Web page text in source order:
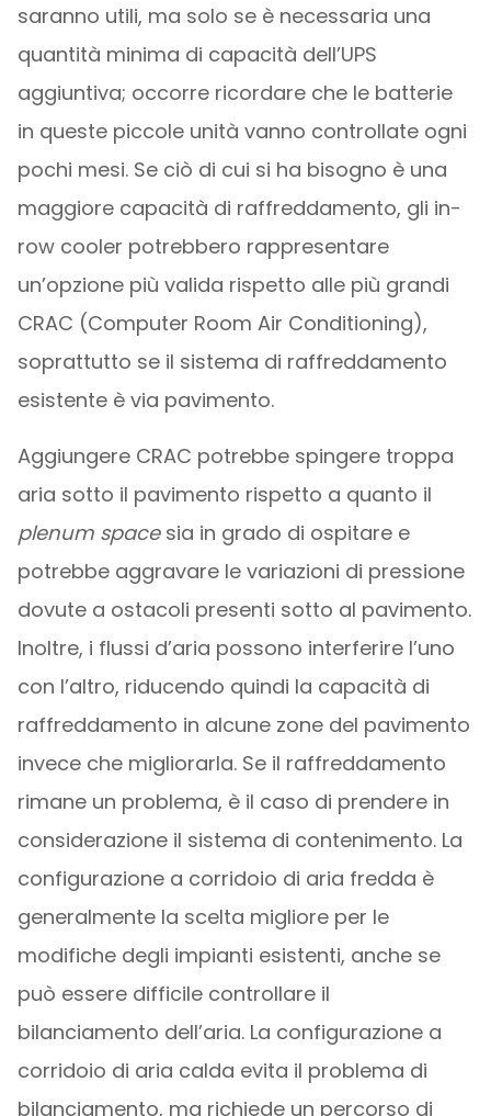
saranno utili, ma solo se è necessaria una
quantità minima di capacità dell’UPS
aggiuntiva; occorre ricordare che le batterie
in queste piccole unità vanno controllate ogni
pochi mesi. Se ciò di cui si ha bisogno è una
maggiore capacità di raffreddamento, gli in-
row cooler potrebbero rappresentare
un’opzione più valida rispetto alle più grandi
CRAC (Computer Room Air Conditioning),
soprattutto se il sistema di raffreddamento
esistente è via pavimento.
Aggiungere CRAC potrebbe spingere troppa
aria sotto il pavimento rispetto a quanto il
plenum spacesia in grado di ospitare e
potrebbe aggravare le variazioni di pressione
dovute a ostacoli presenti sotto al pavimento.
Inoltre, i flussi d’aria possono interferire l’uno
con l’altro, riducendo quindi la capacità di
raffreddamento in alcune zone del pavimento
invece che migliorarla. Se il raffreddamento
rimane un problema, è il caso di prendere in
considerazione il sistema di contenimento. La
configurazione a corridoio di aria fredda è
generalmente la scelta migliore per le
modifiche degli impianti esistenti, anche se
può essere difficile controllare il
bilanciamento dell’aria. La configurazione a
corridoio di aria calda evita il problema di
bilanciamento, ma richiede un percorso di